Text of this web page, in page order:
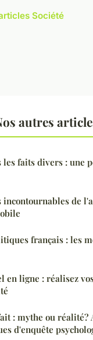
Société
autres
les faits divers : une
incontournables de
français : les
en ligne : réalisez
: mythe ou réalité?
d'enquête